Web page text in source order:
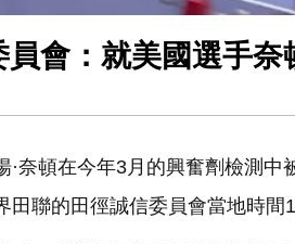
會：就美國選手
·奈頓在今年3月的興奮劑檢測
田聯的田徑誠信委員會當地時間